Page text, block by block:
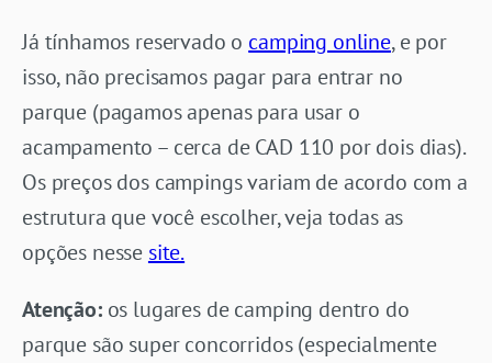
Já tínhamos reservado o camping online, e por
isso, não precisamos pagar para entrar no
parque (pagamos apenas para usar o
acampamento – cerca de CAD 110 por dois dias).
Os preços dos campings variam de acordo com a
estrutura que você escolher, veja todas as
opções nesse site.
Atenção:os lugares de camping dentro do
parque são super concorridos (especialmente